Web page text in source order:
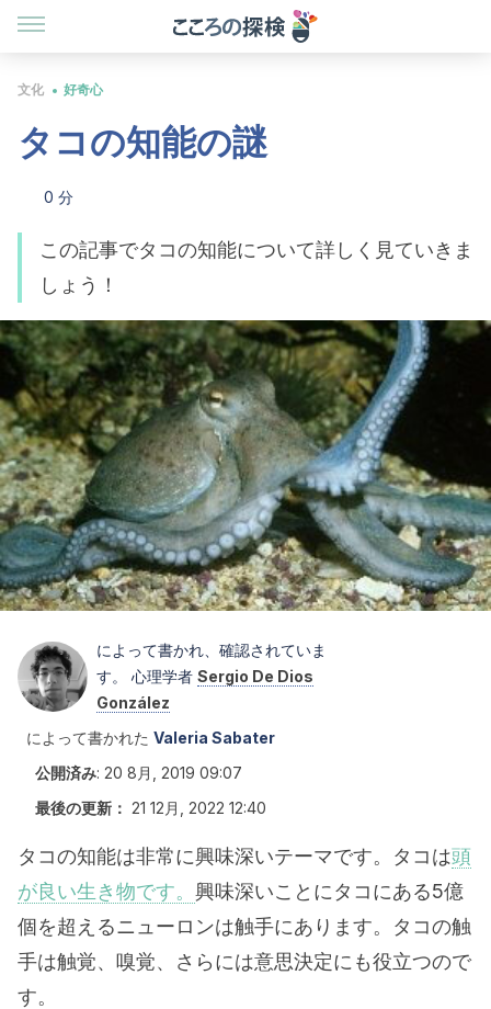
文化 好奇心
タコの知能の謎
0 分
この記事でタコの知能について詳しく見ていきま
しょう！
によって書かれ、確認されていま
す。 心理学者 Sergio De Dios
González
によって書かれた Valeria Sabater
公開済み: 20 8月, 2019 09:07
最後の更新： 21 12月, 2022 12:40
タコの知能は非常に興味深いテーマです。タコは頭
が良い生き物です。 興味深いことにタコにある5億
個を超えるニューロンは触手にあります。タコの触
手は触覚、嗅覚、さらには意思決定にも役立つので
す。